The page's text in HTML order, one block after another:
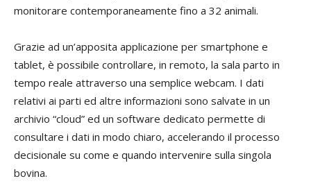
monitorare contemporaneamente fino a 32 animali.
Grazie ad un’apposita applicazione per smartphone e
tablet, è possibile controllare, in remoto, la sala parto in
tempo reale attraverso una semplice webcam. I dati
relativi ai parti ed altre informazioni sono salvate in un
archivio “cloud” ed un software dedicato permette di
consultare i dati in modo chiaro, accelerando il processo
decisionale su come e quando intervenire sulla singola
bovina.